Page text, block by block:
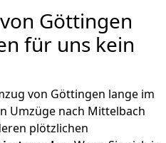
Göttingen
für uns kein
von Göttingen lange im
Umzüge nach Mittelbach
plötzlichen